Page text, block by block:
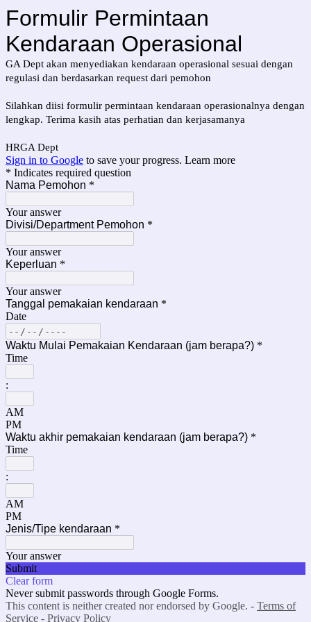
Formulir Permintaan
Kendaraan Operasional
GA Dept akan menyediakan kendaraan operasional sesuai dengan
regulasi dan berdasarkan request dari pemohon
Silahkan diisi formulir permintaan kendaraan operasionalnya dengan
lengkap. Terima kasih atas perhatian dan kerjasamanya
HRGA Dept
Sign in to Google to save your progress. Learn more
* Indicates required question
Nama Pemohon *
Your answer
Divisi/Department Pemohon *
Your answer
Keperluan *
Your answer
Tanggal pemakaian kendaraan *
Date
Waktu Mulai Pemakaian Kendaraan (jam berapa?) *
Time
:
AM
PM
Waktu akhir pemakaian kendaraan (jam berapa?) *
Time
:
AM
PM
Jenis/Tipe kendaraan *
Your answer
Submit
Clear form
Never submit passwords through Google Forms.
This content is neither created nor endorsed by Google. - Terms of
Service - Privacy Policy